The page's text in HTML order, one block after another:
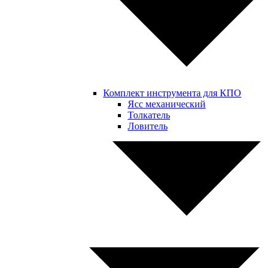
Комплект инструмента для КПО
Ясс механический
Толкатель
Ловитель